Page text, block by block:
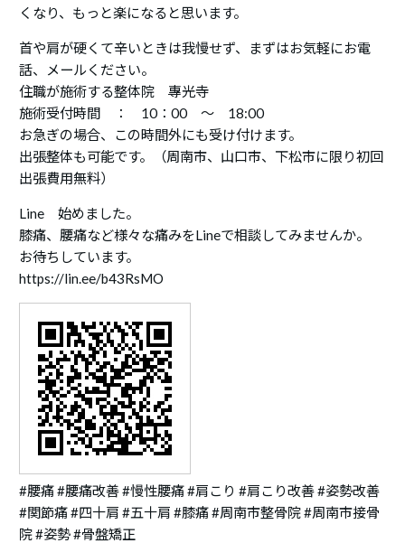
くなり、もっと楽になると思います。
首や肩が硬くて辛いときは我慢せず、まずはお気軽にお電
話、メールください。
住職が施術する整体院 專光寺
施術受付時間 ： 10：00 ～ 18:00
お急ぎの場合、この時間外にも受け付けます。
出張整体も可能です。（周南市、山口市、下松市に限り初回
出張費用無料）
Line 始めました。
膝痛、腰痛など様々な痛みをLineで相談してみませんか。
お待ちしています。
https://lin.ee/b43RsMO
#腰痛 #腰痛改善 #慢性腰痛 #肩こり #肩こり改善 #姿勢改善
#関節痛 #四十肩 #五十肩 #膝痛 #周南市整骨院 #周南市接骨
院 #姿勢 #骨盤矯正